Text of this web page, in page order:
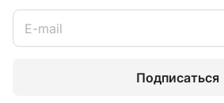
Подписаться